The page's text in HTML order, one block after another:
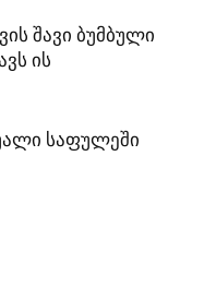
შავი ბუმბული
ის
საფულეში